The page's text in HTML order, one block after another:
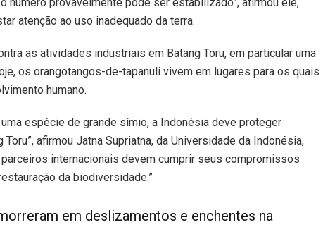
atenção ao uso inadequado da terra.
as atividades industriais em Batang Toru, em particular uma
os orangotangos-de-tapanuli vivem em lugares para os quais
humano.
espécie de grande símio, a Indonésia deve proteger
afirmou Jatna Supriatna, da Universidade da Indonésia,
internacionais devem cumprir seus compromissos
da biodiversidade.”
em deslizamentos e enchentes na